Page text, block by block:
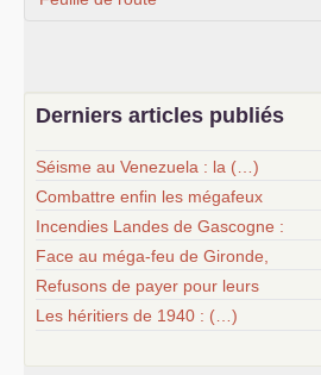
Derniers articles publiés
Séisme au Venezuela : la (…)
Combattre enfin les mégafeux
Incendies Landes de Gascogne :
Face au méga-feu de Gironde,
Refusons de payer pour leurs
Les héritiers de 1940 : (…)